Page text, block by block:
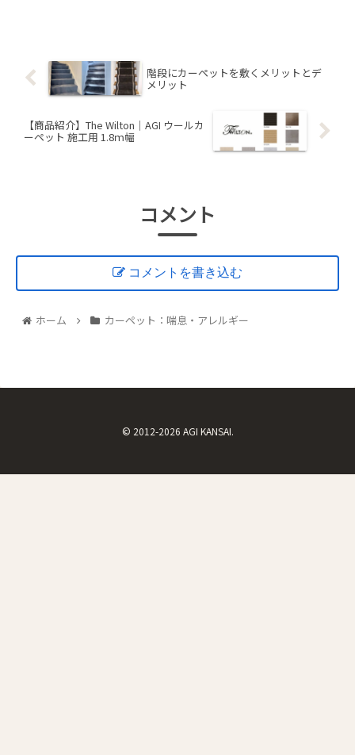
階段にカーペットを敷くメリットとデ
メリット
【商品紹介】The Wilton｜AGI ウールカ
ーペット 施工用 1.8ｍ幅
コメント
コメントを書き込む
ホーム カーペット：喘息・アレルギー
© 2012-2026 AGI KANSAI.